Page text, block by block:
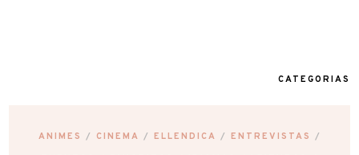
CATEGORIAS
ANIMES CINEMA ELLENDICA ENTREVISTAS